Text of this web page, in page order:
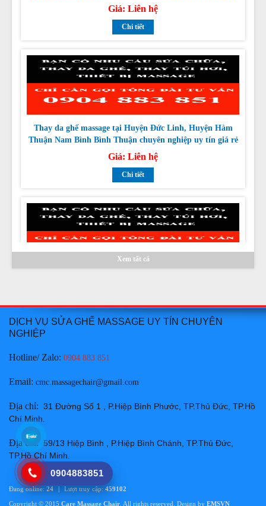
Thay da ghế massage tại Huyện Đức Linh, Huyện Hàm
Giá:Liên hệ
Chi tiết
Thay da ghế massage tại Huyện Tuy Phong, Huyện Bắc
Bình Bình Thuận chuyên nghiệp uy tín giá rẻ nhất
Giá:Liên hệ
Thuận chuyên nghiệp uy tín giá rẻ nhất
Xem tất cả
0904883851
DỊCH VỤ SỬA GHẾ MASSAGE UY TÍN CHUYÊN
NGHIỆP
Hotline/ Zalo: 0904 883 851
Email: cmc.massagechair@gmail.com
Địa chỉ: 31 Đường Số 1 , P.Hiệp Bình Phước, TP.Thủ Đức, TP.Hồ
Chí Minh.
Địa chỉ: 59/13 Hiệp Bình , P.Hiệp Bình Chánh, TP.Thủ Đức,
TP.Hồ Chí Minh.
Đang online: 24 Lượt truy cập: 459102
Copyright © 2015 Care Massage Chair . All rights reserved. Design by EMSVN